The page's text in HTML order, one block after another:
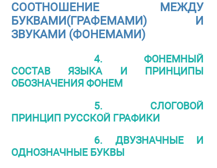
СООТНОШЕНИЕ МЕЖДУ
БУКВАМИ(ГРАФЕМАМИ) И
ЗВУКАМИ (ФОНЕМАМИ)
4. ФОНЕМНЫЙ
СОСТАВ ЯЗЫКА И ПРИНЦИПЫ
ОБОЗНАЧЕНИЯ ФОНЕМ
5. СЛОГОВОЙ
ПРИНЦИП РУССКОЙ ГРАФИКИ
6. ДВУЗНАЧНЫЕ И
ОДНОЗНАЧНЫЕ БУКВЫ